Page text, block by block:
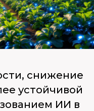
снижение
устойчивой
ИИ в